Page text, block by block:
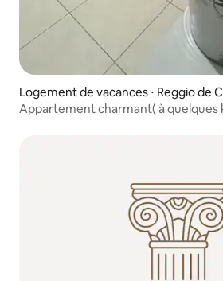
Logement de vacances ⋅ Reggio de
Appartement charmant( à quelques